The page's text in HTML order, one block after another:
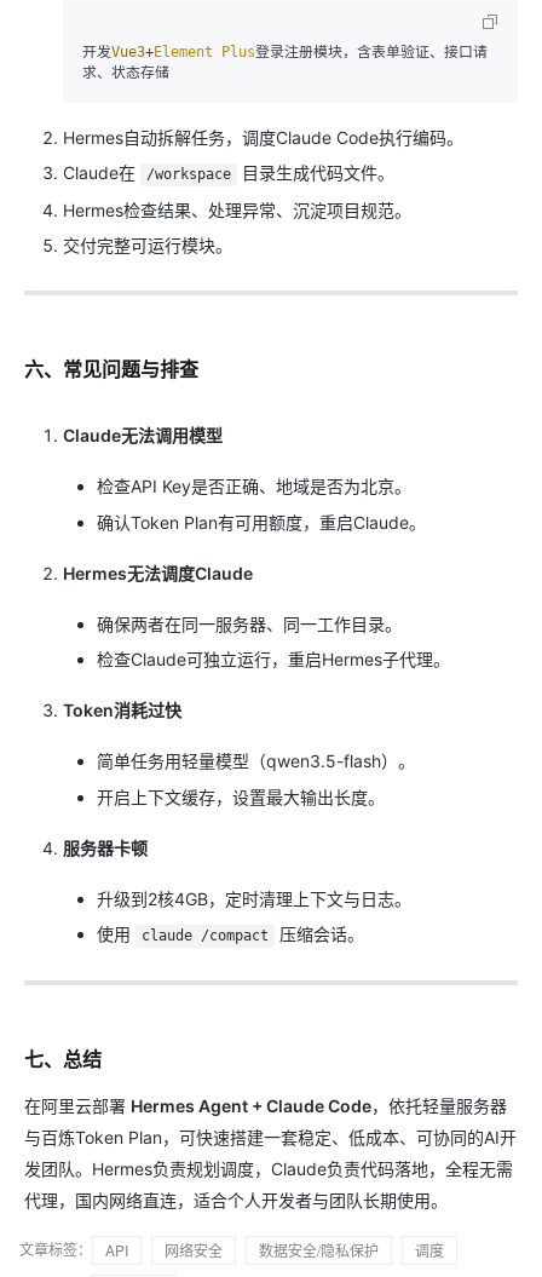
开发Vue3+Element Plus登录注册模块，含表单验证、接口请
Hermes自动拆解任务，调度Claude Code执行编码。
Claude在
/workspace
目录生成代码文件。
Hermes检查结果、处理异常、沉淀项目规范。
交付完整可运行模块。
六、常见问题与排查
Claude无法调用模型
检查API Key是否正确、地域是否为北京。
确认Token Plan有可用额度，重启Claude。
Hermes无法调度Claude
确保两者在同一服务器、同一工作目录。
检查Claude可独立运行，重启Hermes子代理。
Token消耗过快
简单任务用轻量模型（qwen3.5-flash）。
开启上下文缓存，设置最大输出长度。
服务器卡顿
升级到2核4GB，定时清理上下文与日志。
使用
claude /compact 压缩会话。
七、总结
在阿里云部署 Hermes Agent + Claude Code，依托轻量服务器
与百炼Token Plan，可快速搭建一套稳定、低成本、可协同的AI开
发团队。Hermes负责规划调度，Claude负责代码落地，全程无需
代理，国内网络直连，适合个人开发者与团队长期使用。
文章标签： API 网络安全 数据安全/隐私保护
调度